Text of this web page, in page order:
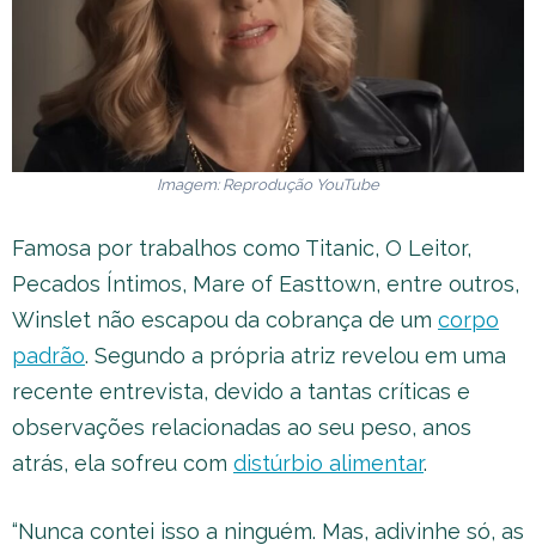
Imagem: Reprodução YouTube
Famosa por trabalhos como Titanic, O Leitor,
Pecados Íntimos, Mare of Easttown, entre outros,
Winslet não escapou da cobrança de um corpo
padrão. Segundo a própria atriz revelou em uma
recente entrevista, devido a tantas críticas e
observações relacionadas ao seu peso, anos
atrás, ela sofreu com distúrbio alimentar.
“Nunca contei isso a ninguém. Mas, adivinhe só, as